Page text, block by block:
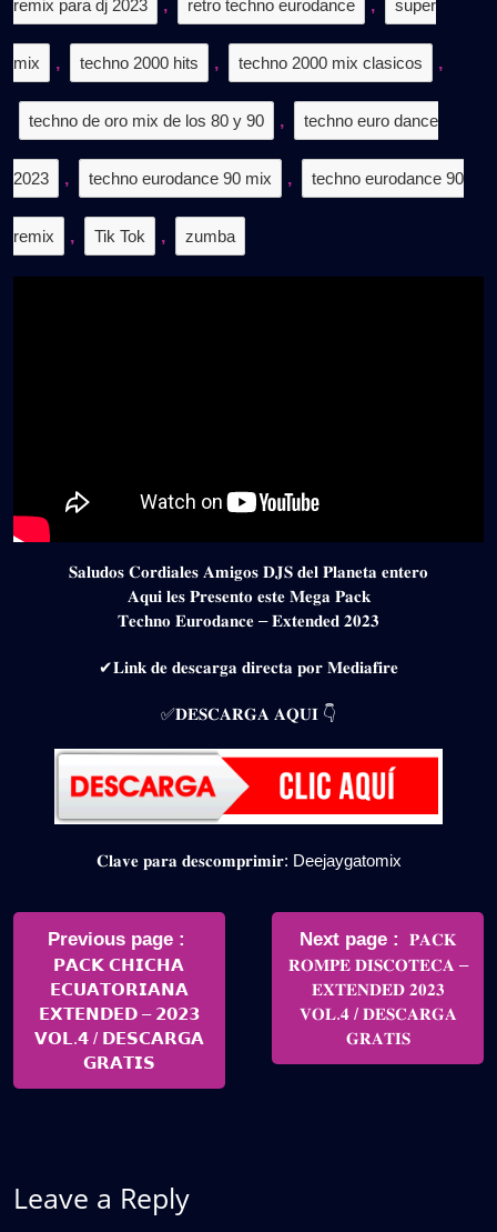
remix para dj 2023 , retro techno eurodance , super
mix , techno 2000 hits , techno 2000 mix clasicos ,
techno de oro mix de los 80 y 90 , techno euro dance
2023 , techno eurodance 90 mix , techno eurodance 90
remix , Tik Tok , zumba
𝐒𝐚𝐥𝐮𝐝𝐨𝐬 𝐂𝐨𝐫𝐝𝐢𝐚𝐥𝐞𝐬 𝐀𝐦𝐢𝐠𝐨𝐬 𝐃𝐉𝐒 𝐝𝐞𝐥 𝐏𝐥𝐚𝐧𝐞𝐭𝐚 𝐞𝐧𝐭𝐞𝐫𝐨
𝐀𝐪𝐮𝐢 𝐥𝐞𝐬 𝐏𝐫𝐞𝐬𝐞𝐧𝐭𝐨 𝐞𝐬𝐭𝐞 𝐌𝐞𝐠𝐚 𝐏𝐚𝐜𝐤
𝐓𝐞𝐜𝐡𝐧𝐨 𝐄𝐮𝐫𝐨𝐝𝐚𝐧𝐜𝐞 – 𝐄𝐱𝐭𝐞𝐧𝐝𝐞𝐝 𝟐𝟎𝟐𝟑
✔𝐋𝐢𝐧𝐤 𝐝𝐞 𝐝𝐞𝐬𝐜𝐚𝐫𝐠𝐚 𝐝𝐢𝐫𝐞𝐜𝐭𝐚 𝐩𝐨𝐫 𝐌𝐞𝐝𝐢𝐚𝐟𝐢𝐫𝐞
✅𝐃𝐄𝐒𝐂𝐀𝐑𝐆𝐀 𝐀𝐐𝐔𝐈 👇
𝐂𝐥𝐚𝐯𝐞 𝐩𝐚𝐫𝐚 𝐝𝐞𝐬𝐜𝐨𝐦𝐩𝐫𝐢𝐦𝐢𝐫: Deejaygatomix
Navegación
entradas
Previous page
𝗣𝗔𝗖𝗞 𝗖𝗛𝗜𝗖𝗛𝗔
𝗘𝗖𝗨𝗔𝗧𝗢𝗥𝗜𝗔𝗡𝗔
𝗘𝗫𝗧𝗘𝗡𝗗𝗘𝗗 – 𝟮𝟬𝟮𝟯
𝗩𝗢𝗟.𝟰 / 𝗗𝗘𝗦𝗖𝗔𝗥𝗚𝗔
𝗚𝗥𝗔𝗧𝗜𝗦
Next page
Newer
Posts
𝐏𝐀𝐂𝐊
𝐑𝐎𝐌𝐏𝐄 𝐃𝐈𝐒𝐂𝐎𝐓𝐄𝐂𝐀 –
𝐄𝐗𝐓𝐄𝐍𝐃𝐄𝐃 𝟐𝟎𝟐𝟑
𝐕𝐎𝐋.𝟒 / 𝐃𝐄𝐒𝐂𝐀𝐑𝐆𝐀
𝐆𝐑𝐀𝐓𝐈𝐒
Leave a Reply